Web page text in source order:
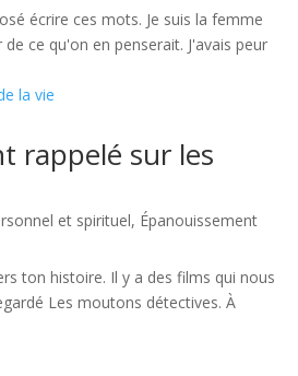
écrire ces mots. Je suis la femme
ce qu'on en penserait. J'avais peur
rappelé sur les
et spirituel, Épanouissement
ton histoire. Il y a des films qui nous
Les moutons détectives. À